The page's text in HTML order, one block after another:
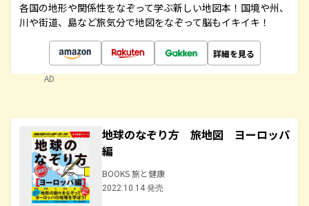
各国の地形や関係性をなぞって学ぶ新しい地図本！国境や州、
川や街道、島など旅気分で地図をなぞって脳もイキイキ！
詳細を見る
AD
地球のなぞり方 旅地図 ヨーロッパ
編
BOOKS 旅と健康
2022.10.14 発売